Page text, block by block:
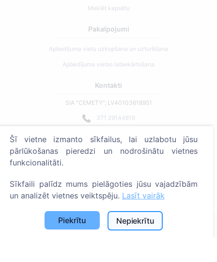
Meklēt kapsētu
Pakalpojumi
Apbedījuma vietu uzkopšana un uzturēšana
Apbedījuma vietas labiekārtošana
Kontakti
SIA "CEMETY", LV40103618951
371 29144816
Strādājam visā Latvijā!
Administratoriem
© 2013 - 2026 Cemety Visas tiesības aizsargātas
Privātuma politika un noteikumi.
Šī vietne izmanto sīkfailus, lai uzlabotu jūsu
pārlūkošanas pieredzi un nodrošinātu vietnes
funkcionalitāti.
Sīkfaili palīdz mums pielāgoties jūsu vajadzībām
un analizēt vietnes veiktspēju. Lasīt vairāk
Piekrītu Nepiekrītu